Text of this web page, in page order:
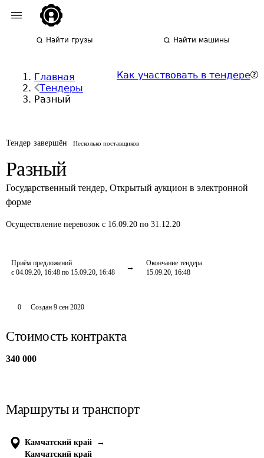
Найти грузы Найти машины
Главная
Тендеры
Разный
Как участвовать в тендере
Тендер завершён Несколько поставщиков
Разный
Государственный тендер, Открытый аукцион в электронной
форме
Осуществление перевозок с 16.09.20 по 31.12.20
Приём предложений
с 04.09.20, 16:48 по 15.09.20, 16:48
Окончание тендера
15.09.20, 16:48
0 Создан 9 сен 2020
Стоимость контракта
340 000
Маршруты и транспорт
Камчатский край
→
Камчатский край